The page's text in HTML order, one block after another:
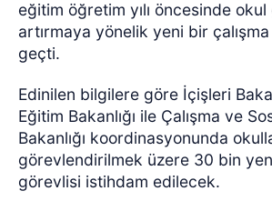
eğitim öğretim yılı öncesinde
artırmaya yönelik yeni bir
geçti.
Edinilen bilgilere göre İçişleri
Eğitim Bakanlığı ile Çalışma ve
Bakanlığı koordinasyonunda
görevlendirilmek üzere 30 bin
görevlisi istihdam edilecek.